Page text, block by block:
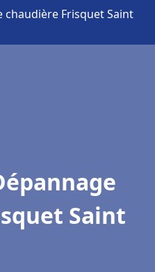
chaudière Frisquet Saint
Saint